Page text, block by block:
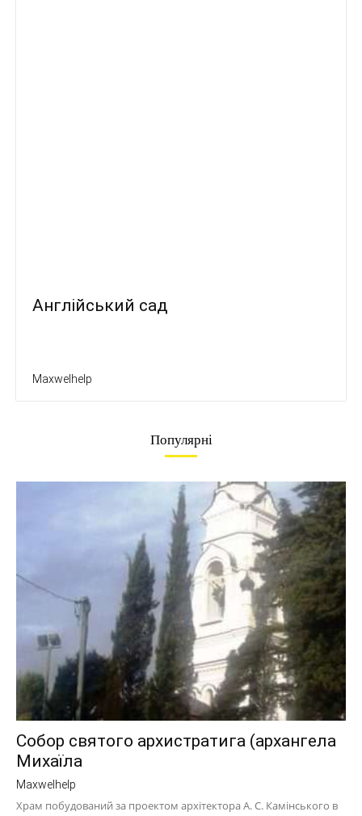
Англійський сад
Maxwelhelp
Популярні
Собор святого архистратига (архангела
Михаїла
Maxwelhelp
Храм побудований за проектом архітектора А. С. Камінського в